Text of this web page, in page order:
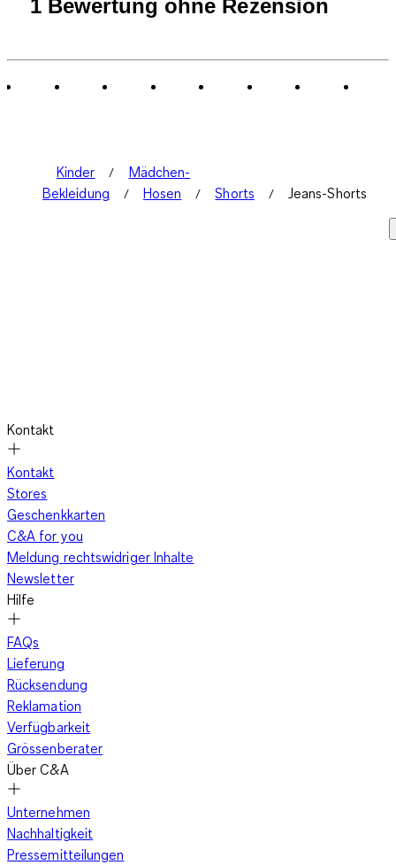
von
1 Bewertung ohne Rezension
Kinder
Mädchen-
Bekleidung
Hosen Shorts Jeans-Shorts
Kontakt
Kontakt
Stores
Geschenkkarten
C&A for you
Meldung rechtswidriger Inhalte
Newsletter
Hilfe
FAQs
Lieferung
Rücksendung
Reklamation
Verfügbarkeit
Grössenberater
Über C&A
Unternehmen
Nachhaltigkeit
Pressemitteilungen